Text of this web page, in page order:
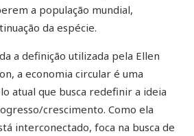
a população mundial,
da espécie.
a definição utilizada pela Ellen
a economia circular é uma
atual que busca redefinir a ideia
crescimento. Como ela
interconectado, foca na busca de